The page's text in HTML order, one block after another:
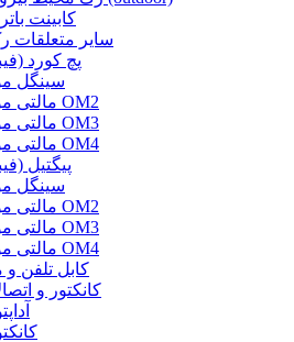
کابینت
سایر متعلقات
پچ کورد
سینگل
مالتی مود OM2
مالتی مود OM3
مالتی مود OM4
پیگتیل
سینگل
مالتی مود OM2
مالتی مود OM3
مالتی مود OM4
کابل تلفن و
کانکتور و